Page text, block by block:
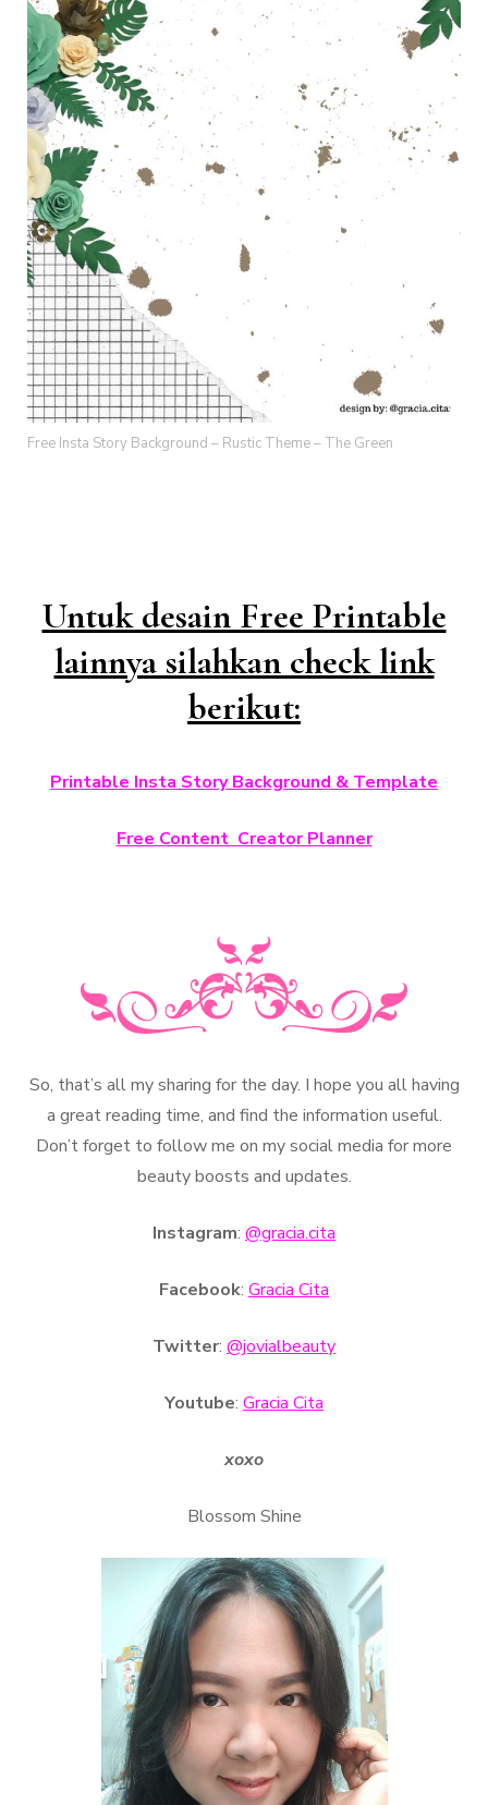
Free Insta Story Background – Rustic Theme – The Green
Untuk desain Free Printable
lainnya silahkan check link
berikut:
Printable Insta Story Background & Template
Free Content Creator Planner
So, that’s all my sharing for the day. I hope you all having
a great reading time, and find the information useful.
Don’t forget to follow me on my social media for more
beauty boosts and updates.
Instagram: @gracia.cita
Facebook: Gracia Cita
Twitter: @jovialbeauty
Youtube: Gracia Cita
xoxo
Blossom Shine